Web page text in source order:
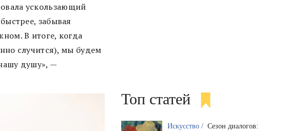
ускользающий
забывая
В итоге, когда
случится), мы будем
душу», —
Топ статей
Искусство / Сезон диалогов: